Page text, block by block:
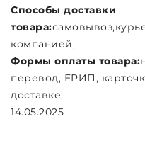
Cпособы доставки
товара:
компанией;
Формы оплаты товара:
перевод, ЕРИП,
доставке;
14.05.2025